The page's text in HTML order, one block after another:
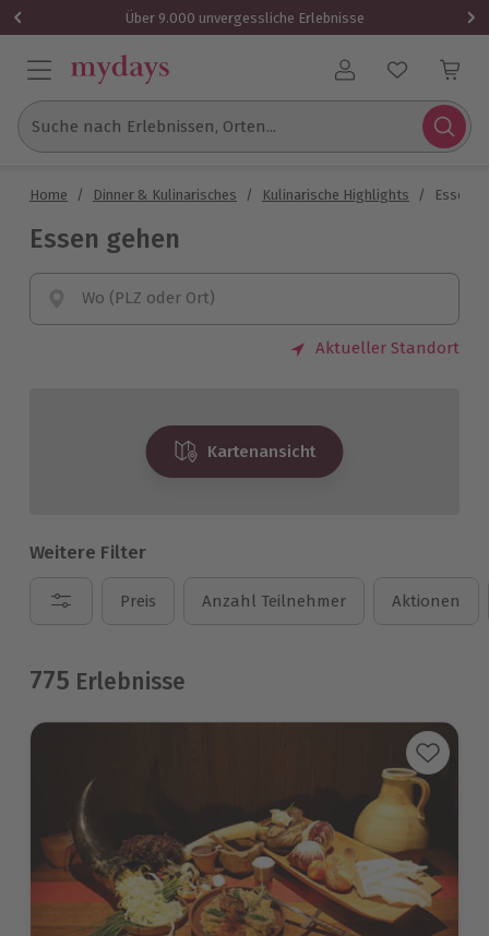
Über 9.000 unvergessliche Erlebnisse
Benutzerkonto
Suche nach Erlebnissen, Orten...
Home / Dinner & Kulinarisches / Kulinarische Highlights / Essen
Essen gehen
Wo (PLZ oder Ort)
Aktueller Standort
Kartenansicht
Weitere Filter
Preis Anzahl Teilnehmer Aktionen
775 Erlebnisse